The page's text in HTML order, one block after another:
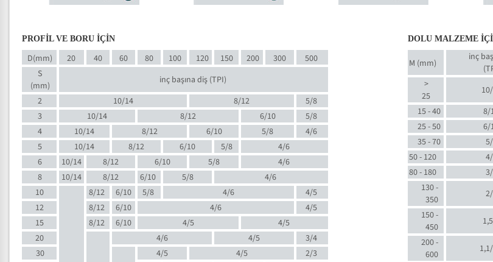
PROFİL VE BORU İÇİN
D(mm) 20 40 60 80 100 120 150 200 300
500
S
(mm)
inç başına diş (TPI)
2
10/14 8/12
5/8
3
10/14 8/12 6/10
5/8
4
10/14 8/12 6/10 5/8
4/6
5
10/14 8/12 6/10 5/8
4/6
6
10/14 8/12 6/10 5/8
4/6
8
10/14 8/12 6/10 5/8
4/6
10
8/12 6/10 5/8 4/6
4/5
12
8/12 6/10 4/6
4/5
15
8/12 6/10 4/5
4/5
20
4/6 4/5
3/4
30
4/5 4/5
2/3
DOLU MALZEME
M (mm)
inç
>
25
15 - 40
8/
25 - 50
6/
35 - 70
50 - 120
80 - 180
130 -
350
150 -
450
200 -
600